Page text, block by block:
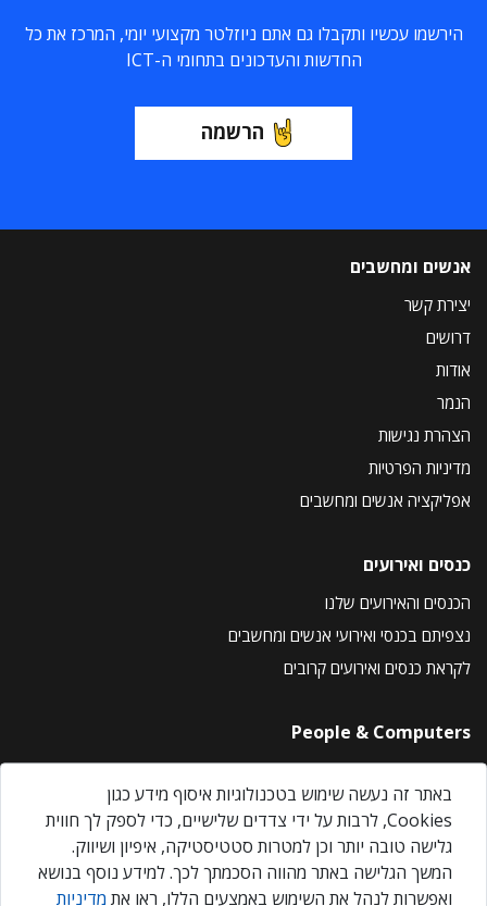
הירשמו עכשיו ותקבלו גם אתם ניוזלטר מקצועי יומי, המרכז את כל
החדשות והעדכונים בתחומי ה-ICT
הרשמה
אנשים ומחשבים
יצירת קשר
דרושים
אודות
הנמר
הצהרת נגישות
מדיניות הפרטיות
אפליקציה אנשים ומחשבים
כנסים ואירועים
הכנסים והאירועים שלנו
נצפיתם בכנסי ואירועי אנשים ומחשבים
לקראת כנסים ואירועים קרובים
People & Computers
About Us
Privacy Policy
Contact Us
Our Events
באתר זה נעשה שימוש בטכנולוגיות איסוף מידע כגון
Cookies, לרבות על ידי צדדים שלישיים, כדי לספק לך חווית
גלישה טובה יותר וכן למטרות סטטיסטיקה, איפיון ושיווק.
המשך הגלישה באתר מהווה הסכמתך לכך. למידע נוסף בנושא
ואפשרות לנהל את השימוש באמצעים הללו, ראו את מדיניות